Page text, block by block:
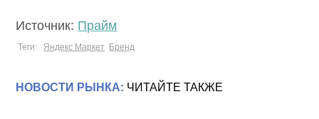
Источник: Прайм
Теги: Яндекс Маркет Бренд
НОВОСТИ РЫНКА: ЧИТАЙТЕ ТАКЖЕ